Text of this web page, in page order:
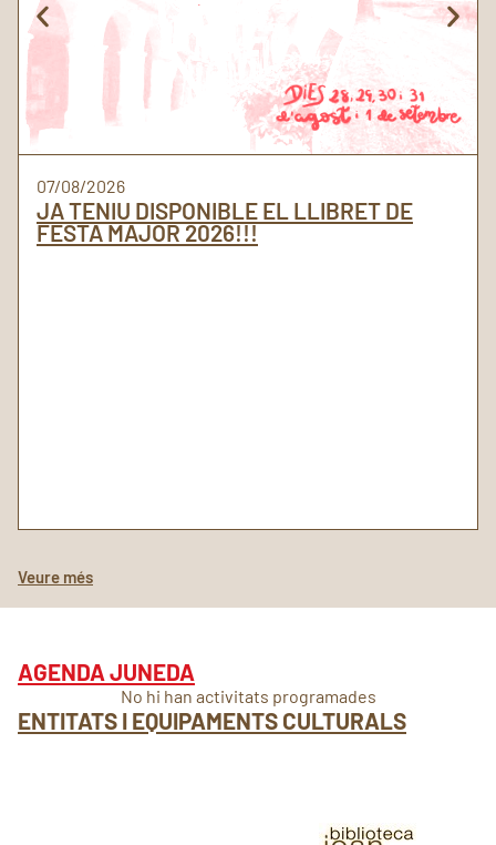
07/08/2026
JA TENIU DISPONIBLE EL LLIBRET DE
FESTA MAJOR 2026!!!
Veure més
AGENDA JUNEDA
No hi han activitats programades
ENTITATS I EQUIPAMENTS CULTURALS